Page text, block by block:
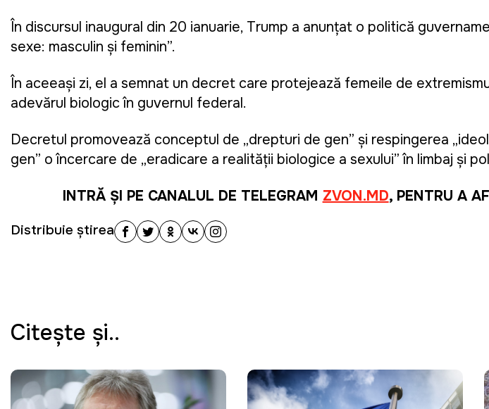
În discursul inaugural din 20 ianuarie, Trump a anunțat o politică
sexe: masculin și feminin”.
În aceeași zi, el a semnat un decret care protejează femeile de
adevărul biologic în guvernul federal.
Decretul promovează conceptul de „drepturi de gen” și respingerea
gen” o încercare de „eradicare a realității biologice a sexului” în limbaj și
INTRĂ ȘI PE CANALUL DE TELEGRAM ZVON.MD, PENTRU A
Distribuie știrea
Citeşte şi..